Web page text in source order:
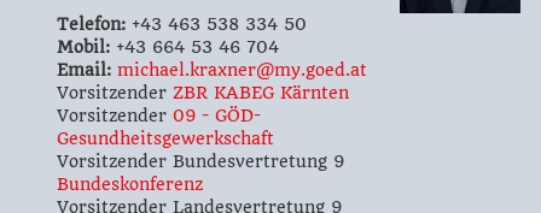
Telefon:+43 463 538 334 50
Mobil:+43 664 53 46 704
Email: michael.kraxner@my.goed.at
Vorsitzender ZBR KABEG Kärnten
Vorsitzender 09 - GÖD-
Gesundheitsgewerkschaft
Vorsitzender Bundesvertretung 9
Bundeskonferenz
Vorsitzender Landesvertretung 9